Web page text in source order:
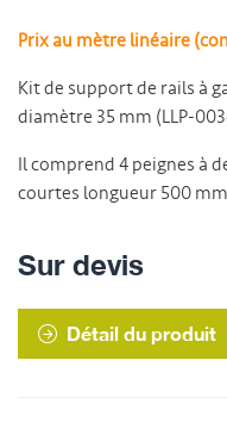
Prix au mètre linéaire
Kit de support de rails à
diamètre 35 mm (LLP-
Il comprend 4 peignes à
courtes longueur 500
Sur devis
Détail du produit